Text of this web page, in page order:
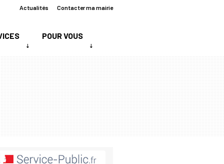
Actualités Contacter ma mairie
POUR VOUS